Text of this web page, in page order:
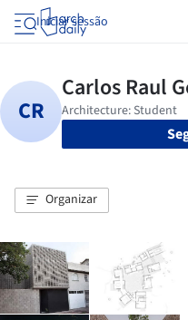
Iniciar sessão
Organizar